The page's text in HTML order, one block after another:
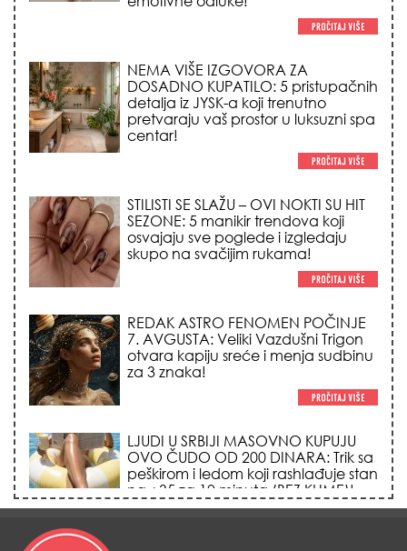
NEMA VIŠE IZGOVORA ZA
DOSADNO KUPATILO: 5 pristupačnih
detalja iz JYSK-a koji trenutno
pretvaraju vaš prostor u luksuzni spa
centar!
STILISTI SE SLAŽU – OVI NOKTI SU HIT
SEZONE: 5 manikir trendova koji
osvajaju sve poglede i izgledaju
skupo na svačijim rukama!
REDAK ASTRO FENOMEN POČINJE
7. AVGUSTA: Veliki Vazdušni Trigon
otvara kapiju sreće i menja sudbinu
za 3 znaka!
LJUDI U SRBIJI MASOVNO KUPUJU
OVO ČUDO OD 200 DINARA: Trik sa
peškirom i ledom koji rashlađuje stan
na +35 za 10 minuta (BEZ KLIME)!